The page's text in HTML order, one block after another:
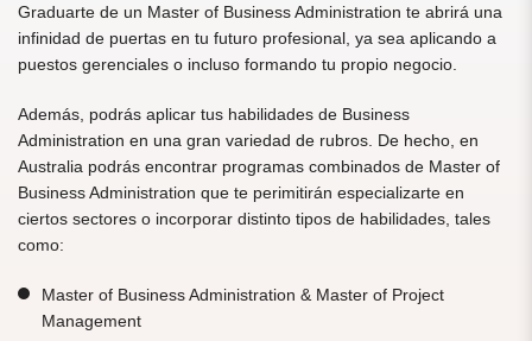
Graduarte de un Master of Business Administration te abrirá una
infinidad de puertas en tu futuro profesional, ya sea aplicando a
puestos gerenciales o incluso formando tu propio negocio.
Además, podrás aplicar tus habilidades de Business
Administration en una gran variedad de rubros. De hecho, en
Australia podrás encontrar programas combinados de Master of
Business Administration que te perimitirán especializarte en
ciertos sectores o incorporar distinto tipos de habilidades, tales
como:
Master of Business Administration & Master of Project
Management